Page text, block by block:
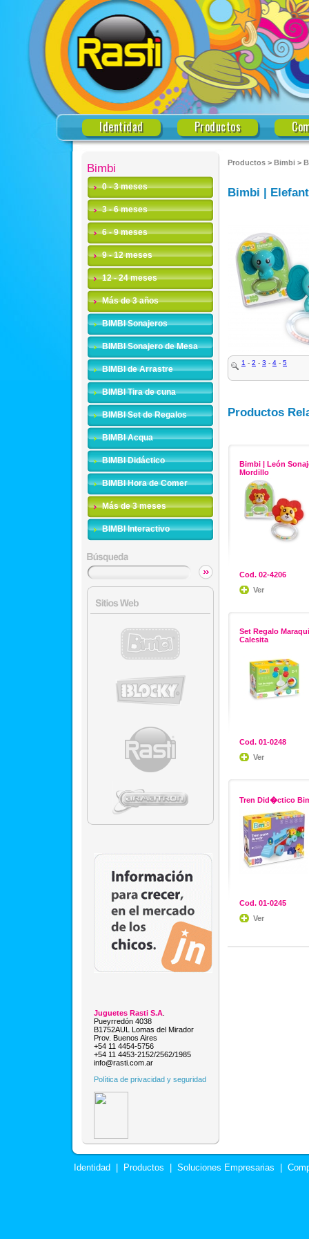
Identidad Productos
Bimbi
0 - 3 meses
3 - 6 meses
6 - 9 meses
9 - 12 meses
12 - 24 meses
Más de 3 años
BIMBI Sonajeros
BIMBI Sonajero de Mesa
BIMBI de Arrastre
BIMBI Tira de cuna
BIMBI Set de Regalos
BIMBI Acqua
BIMBI Didáctico
BIMBI Hora de Comer
Más de 3 meses
BIMBI Interactivo
Juguetes Rasti S.A
Pueyrredón 4038
B1752AUL Lomas del Mirador
Prov. Buenos Aires
+54 11 4454-5756
+54 11 4453-2152/2562/1985
info@rasti.com.ar
Política de privacidad y seguridad
Productos > Bimbi >
Bimbi |
1 - 2 - 3 - 4 - 5
Productos
Bimbi | León
Mordillo
Cod. 02-4206
Ver
Set Regalo
Calesita
Cod. 01-0248
Ver
Tren Did�ctico
Cod. 01-0245
Ver
Identidad Productos Soluciones Empresarias